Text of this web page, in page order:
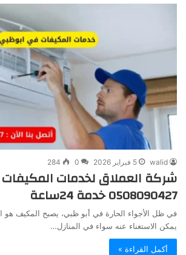
walid 5 فبراير 2026 0
284
شركة العملاق لخدمات
0508090427 خدمة 24ساعة
في ظل الأجواء الحارة في أبو ظبي، يصبح المكيف هو
يمكن الاستغناء عنه سواء في المنازل…
أكمل القراءة »